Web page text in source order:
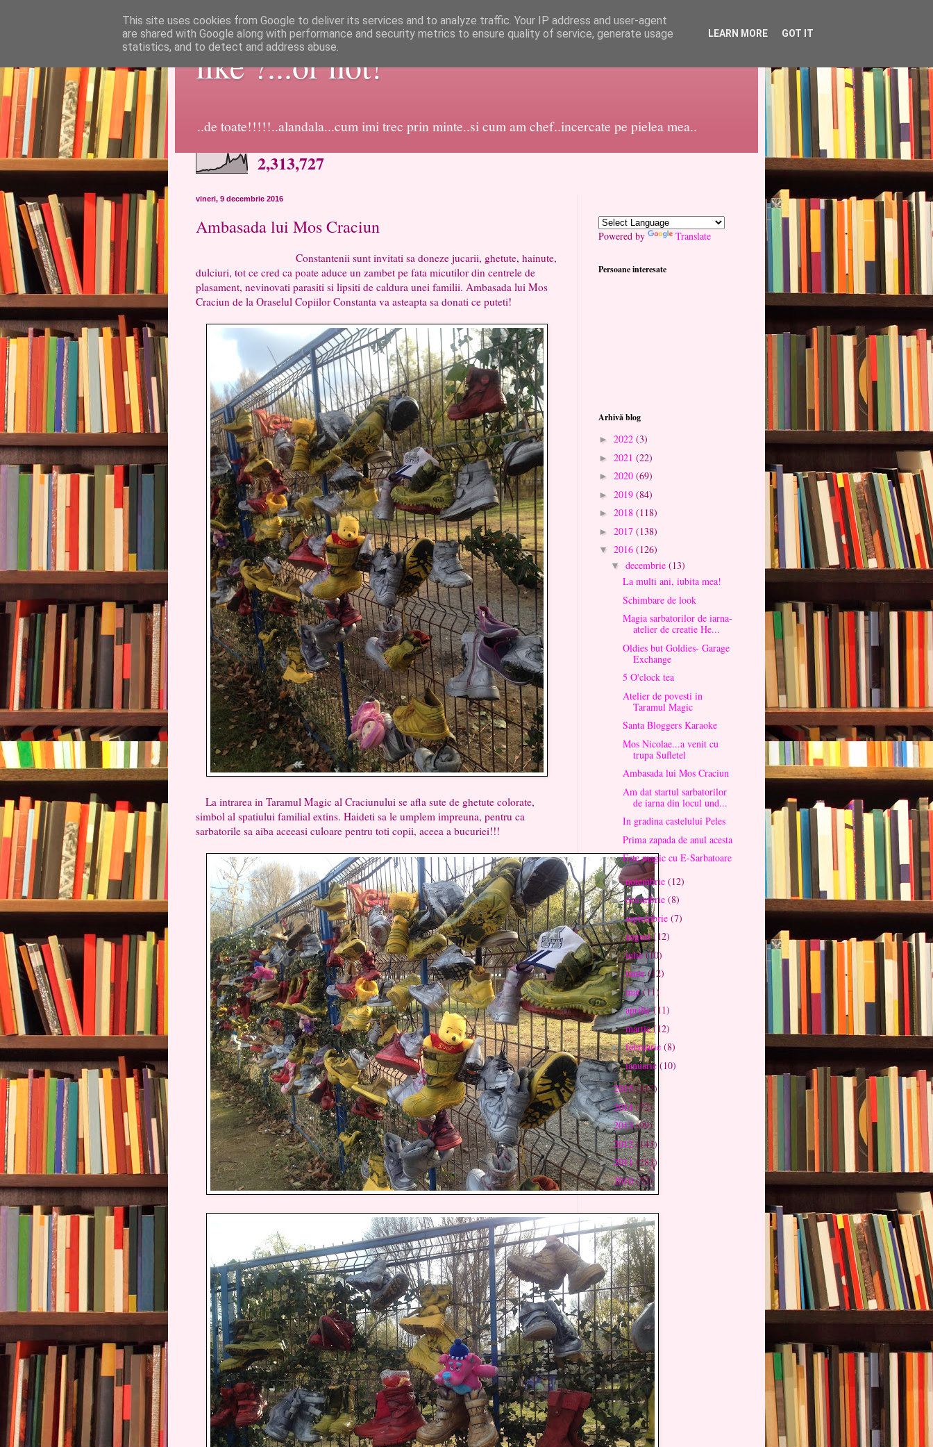
like ?...or not!
..de toate!!!!!..alandala...cum imi trec prin minte..si cum am chef..incercate pe pielea mea..
2,313,727
vineri, 9 decembrie 2016
Ambasada lui Mos Craciun
Constantenii sunt invitati sa doneze jucarii, ghetute, hainute,
dulciuri, tot ce cred ca poate aduce un zambet pe fata micutilor din centrele de
plasament, nevinovati parasiti si lipsiti de caldura unei familii. Ambasada lui Mos
Craciun de la Oraselul Copiilor Constanta va asteapta sa donati ce puteti!
La intrarea in Taramul Magic al Craciunului se afla sute de ghetute colorate,
simbol al spatiului familial extins. Haideti sa le umplem impreuna, pentru ca
sarbatorile sa aiba aceeasi culoare pentru toti copii, aceea a bucuriei!!!
Powered by Translate
Persoane interesate
Arhivă blog
► 2022 (3)
► 2021 (22)
► 2020 (69)
► 2019 (84)
► 2018 (118)
► 2017 (138)
▼ 2016 (126)
▼ decembrie (13)
La multi ani, iubita mea!
Schimbare de look
Magia sarbatorilor de iarna-
atelier de creatie He...
Oldies but Goldies- Garage
Exchange
5 O'clock tea
Atelier de povesti in
Taramul Magic
Santa Bloggers Karaoke
Mos Nicolae...a venit cu
trupa Sufletel
Ambasada lui Mos Craciun
Am dat startul sarbatorilor
de iarna din locul und...
In gradina castelului Peles
Prima zapada de anul acesta
Este magic cu E-Sarbatoare
►noiembrie (12)
►octombrie (8)
►septembrie (7)
►august(12)
►iulie(10)
►iunie(12)
►mai(11)
►aprilie(11)
►martie(12)
►februarie (8)
►ianuarie (10)
►2015(117)
►2014(72)
►2013(99)
►2012(143)
►2011(283)
►2010(52)
This site uses cookies from Google to deliver its services and to analyze traffic. Your IP address and user-agent
are shared with Google along with performance and security metrics to ensure quality of service, generate usage
statistics, and to detect and address abuse.
LEARN MORE GOT IT